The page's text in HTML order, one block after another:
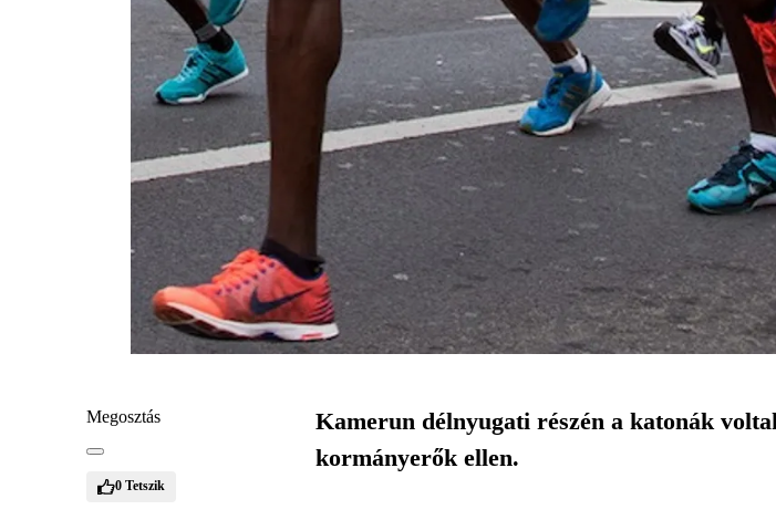
Megosztás
0 Tetszik
Kamerun délnyugati részén a katonák
kormányerők ellen.